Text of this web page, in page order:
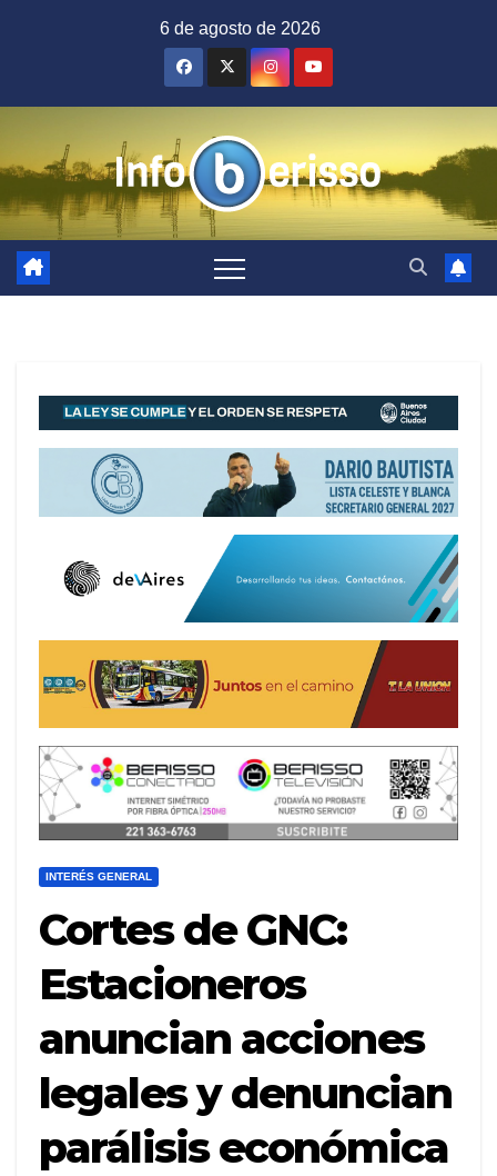
6 de agosto de 2026
INTERÉS GENERAL
Cortes de GNC:
Estacioneros
anuncian acciones
legales y denuncian
parálisis económica